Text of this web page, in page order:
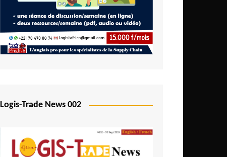
Logis-Trade News 002